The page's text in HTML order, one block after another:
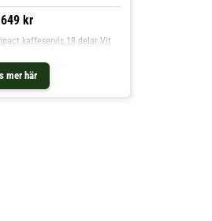
kr
mer här
kaffeservis 18 delar Vit